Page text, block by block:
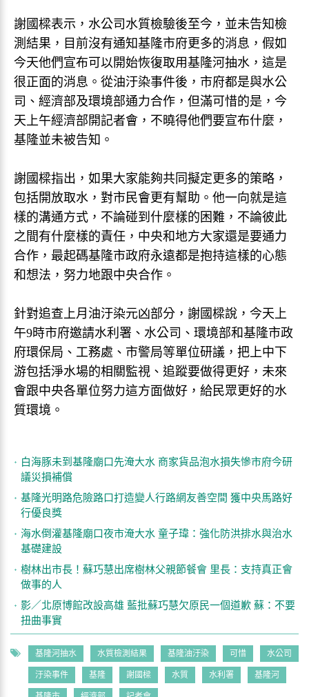
謝國樑表示，水公司水質檢驗後至今，並未告知檢
測結果，目前沒有通知基隆市府更多的消息，假如
今天他們宣布可以開始恢復取用基隆河抽水，這是
很正面的消息。從油汙染事件後，市府都是與水公
司、經濟部及環境部通力合作，但滿可惜的是，今
天上午經濟部開記者會，不曉得他們要宣布什麼，
基隆並未被告知。
謝國樑指出，如果大家能夠共同擬定更多的策略，
包括開放取水，對市民會更有幫助。他一向就是這
樣的溝通方式，不論碰到什麼樣的困難，不論彼此
之間有什麼樣的責任，中央和地方大家還是要通力
合作，最起碼基隆市政府永遠都是抱持這樣的心態
和想法，努力地跟中央合作。
針對追查上月油汙染元凶部分，謝國樑說，今天上
午9時市府邀請水利署、水公司、環境部和基隆市政
府環保局、工務處、市警局等單位研議，把上中下
游包括淨水場的相關監視、追蹤要做得更好，未來
會跟中央各單位努力這方面做好，給民眾更好的水
質環境。
白海豚未到基隆廟口先淹大水 商家貨品泡水損失慘市府今研
議災損補償
基隆光明路危險路口打造變人行路網友善空間 獲中央馬路好
行優良獎
海水倒灌基隆廟口夜市淹大水 童子瑋：強化防洪排水與治水
基礎建設
樹林出市長！蘇巧慧出席樹林父親節餐會 里長：支持真正會
做事的人
影／北原博館改設高雄 藍批蘇巧慧欠原民一個道歉 蘇：不要
扭曲事實
基隆河抽水 水質檢測結果 基隆油汙染 可惜 水公司
汙染事件 基隆 謝國樑 水質 水利署 基隆河